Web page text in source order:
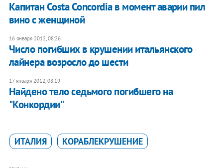
Капитан Costa Concordia в момент аварии пил
вино с женщиной
16 января 2012, 08:26
Число погибших в крушении итальянского
лайнера возросло до шести
17 января 2012, 08:19
Найдено тело седьмого погибшего на
"Конкордии"
ИТАЛИЯ КОРАБЛЕКРУШЕНИЕ